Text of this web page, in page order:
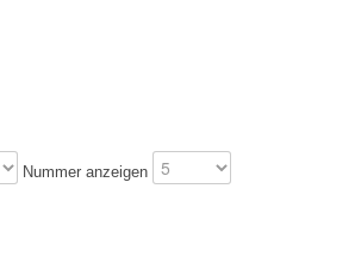
Nummer anzeigen